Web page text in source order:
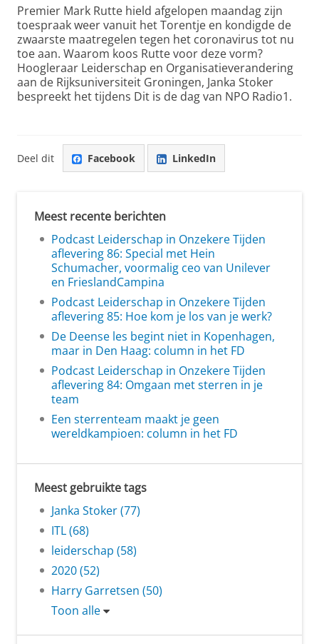
Premier Mark Rutte hield afgelopen maandag zijn
toespraak weer vanuit het Torentje en kondigde de
zwaarste maatregelen tegen het coronavirus tot nu
toe aan. Waarom koos Rutte voor deze vorm?
Hoogleraar Leiderschap en Organisatieverandering
aan de Rijksuniversiteit Groningen, Janka Stoker
bespreekt het tijdens Dit is de dag van NPO Radio1.
Deel dit Facebook LinkedIn
Meest recente berichten
Podcast Leiderschap in Onzekere Tijden
aflevering 86: Special met Hein
Schumacher, voormalig ceo van Unilever
en FrieslandCampina
Podcast Leiderschap in Onzekere Tijden
aflevering 85: Hoe kom je los van je werk?
De Deense les begint niet in Kopenhagen,
maar in Den Haag: column in het FD
Podcast Leiderschap in Onzekere Tijden
aflevering 84: Omgaan met sterren in je
team
Een sterrenteam maakt je geen
wereldkampioen: column in het FD
Meest gebruikte tags
Janka Stoker (77)
ITL (68)
leiderschap (58)
2020 (52)
Harry Garretsen (50)
Toon alle